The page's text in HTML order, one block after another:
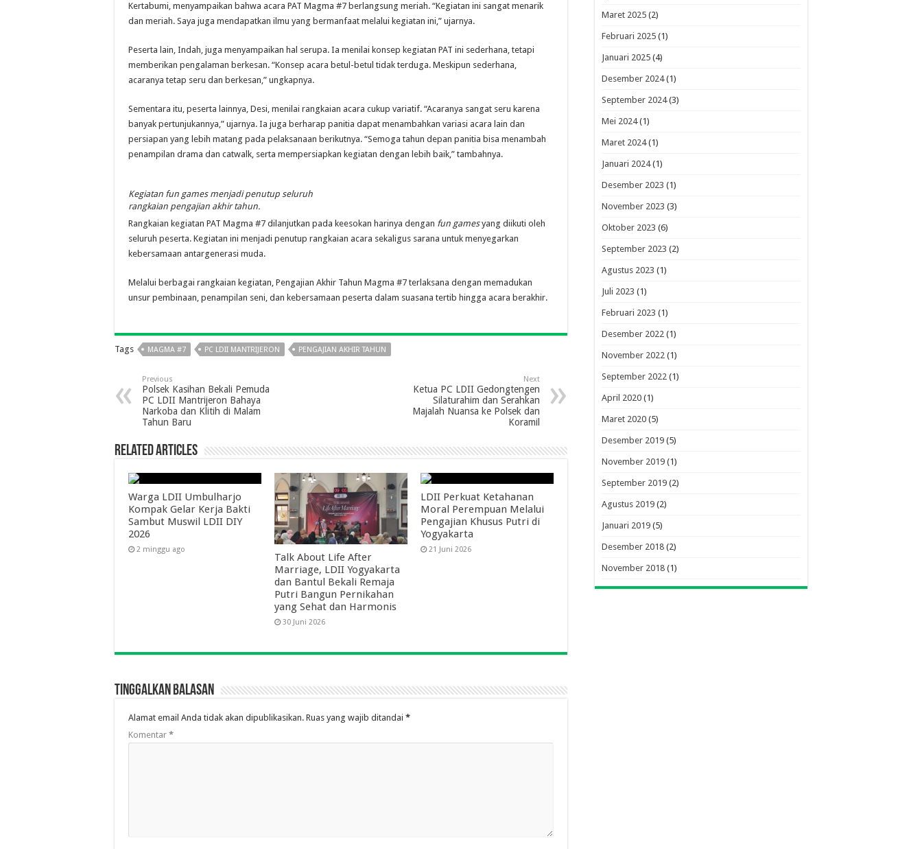
Kertabumi, menyampaikan bahwa acara PAT Magma #7 berlangsung meriah. “Kegiatan ini sangat menarik
dan meriah. Saya juga mendapatkan ilmu yang bermanfaat melalui kegiatan ini,” ujarnya.
Peserta lain, Indah, juga menyampaikan hal serupa. Ia menilai konsep kegiatan PAT ini sederhana, tetapi
memberikan pengalaman berkesan. “Konsep acara betul-betul tidak terduga. Meskipun sederhana,
acaranya tetap seru dan berkesan,” ungkapnya.
Sementara itu, peserta lainnya, Desi, menilai rangkaian acara cukup variatif. “Acaranya sangat seru karena
banyak pertunjukannya,” ujarnya. Ia juga berharap panitia dapat menambahkan variasi acara lain dan
persiapan yang lebih matang pada pelaksanaan berikutnya. “Semoga tahun depan panitia bisa menambah
penampilan drama dan catwalk, serta mempersiapkan kegiatan dengan lebih baik,” tambahnya.
Kegiatan fun games menjadi penutup seluruh
rangkaian pengajian akhir tahun.
Rangkaian kegiatan PAT Magma #7 dilanjutkan pada keesokan harinya dengan fun gamesyang diikuti oleh
seluruh peserta. Kegiatan ini menjadi penutup rangkaian acara sekaligus sarana untuk menyegarkan
kebersamaan antargenerasi muda.
Melalui berbagai rangkaian kegiatan, Pengajian Akhir Tahun Magma #7 terlaksana dengan memadukan
unsur pembinaan, penampilan seni, dan kebersamaan peserta dalam suasana tertib hingga acara berakhir.
Tags MAGMA #7 PC LDII MANTRIJERON PENGAJIAN AKHIR TAHUN
Previous
Polsek Kasihan Bekali Pemuda
PC LDII Mantrijeron Bahaya
Narkoba dan Klitih di Malam
Tahun Baru
Next
Ketua PC LDII Gedongtengen
Silaturahim dan Serahkan
Majalah Nuansa ke Polsek dan
Koramil
Related Articles
Warga LDII Umbulharjo
Kompak Gelar Kerja Bakti
Sambut Muswil LDII DIY
2026
2 minggu ago
Talk About Life After
Marriage, LDII Yogyakarta
dan Bantul Bekali Remaja
Putri Bangun Pernikahan
yang Sehat dan Harmonis
30 Juni 2026
LDII Perkuat Ketahanan
Moral Perempuan Melalui
Pengajian Khusus Putri di
Yogyakarta
21 Juni 2026
Tinggalkan Balasan
Alamat email Anda tidak akan dipublikasikan. Ruas yang wajib ditandai *
Komentar *
Maret 2025 (2)
Februari 2025 (1)
Januari 2025 (4)
Desember 2024(1)
September 2024(3)
Mei 2024(1)
Maret 2024(1)
Januari 2024(1)
Desember 2023 (1)
November 2023 (3)
Oktober 2023 (6)
September 2023 (2)
Agustus 2023 (1)
Juli 2023 (1)
Februari 2023 (1)
Desember 2022 (1)
November 2022 (1)
September 2022 (1)
April 2020 (1)
Maret 2020 (5)
Desember 2019 (5)
November 2019 (1)
September 2019 (2)
Agustus 2019 (2)
Januari 2019 (5)
Desember 2018 (2)
November 2018 (1)